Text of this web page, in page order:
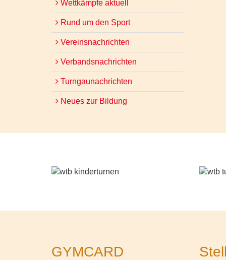
Wettkämpfe aktuell
Rund um den Sport
Vereinsnachrichten
Verbandsnachrichten
Turngaunachrichten
Neues zur Bildung
GYMCARD